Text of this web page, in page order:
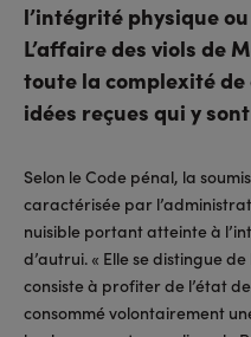
l’intégrité physique
L’affaire des viols de
toute la complexité
idées reçues qui y
Selon le Code pénal, la
caractérisée par
nuisible portant atteinte à
d’autrui. « Elle se distingue
consiste à profiter de l’état
consommé volontairement